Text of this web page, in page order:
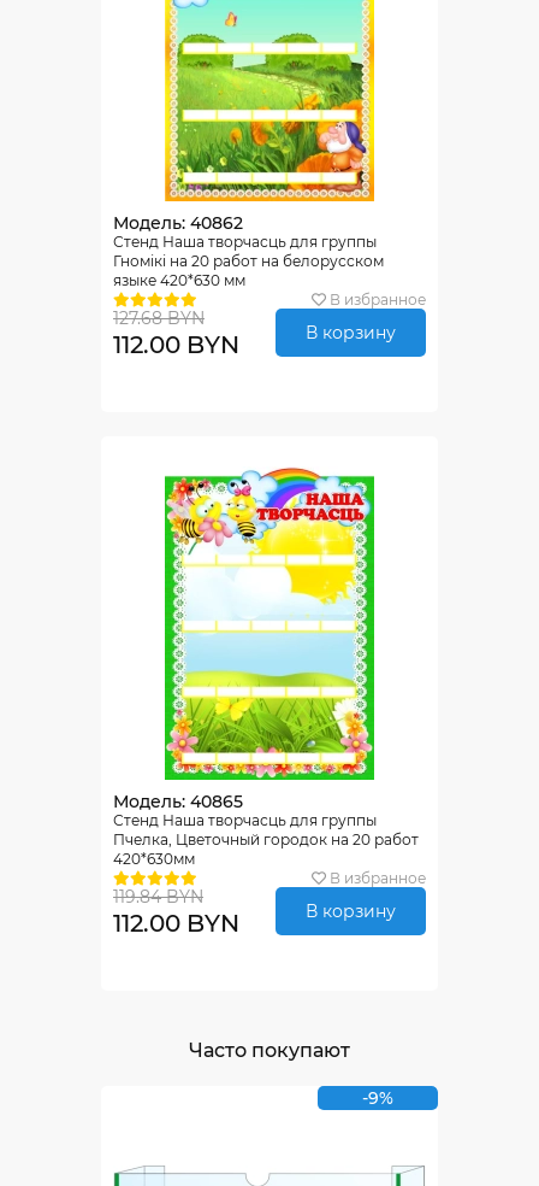
Модель: 40862
Стенд Наша творчасць для группы
Гномiкi на 20 работ на белорусском
языке 420*630 мм
В избранное
127.68 BYN
112.00 BYN В корзину
Модель: 40865
Стенд Наша творчасць для группы
Пчелка, Цветочный городок на 20 работ
420*630мм
В избранное
119.84 BYN
112.00 BYN В корзину
Часто покупают
-9%